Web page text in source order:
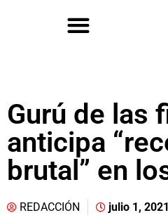
Gurú de las
anticipa
brutal” en
REDACCIÓN julio 1, 2021